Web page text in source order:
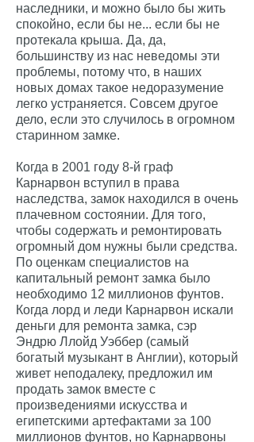
наследники, и можно было бы жить
спокойно, если бы не... если бы не
протекала крыша. Да, да,
большинству из нас неведомы эти
проблемы, потому что, в наших
новых домах такое недоразумение
легко устраняется. Совсем другое
дело, если это случилось в огромном
старинном замке.
Когда в 2001 году 8-й граф
Карнарвон вступил в права
наследства, замок находился в очень
плачевном состоянии. Для того,
чтобы содержать и ремонтировать
огромный дом нужны были средства.
По оценкам специалистов на
капитальный ремонт замка было
необходимо 12 миллионов фунтов.
Когда лорд и леди Карнарвон искали
деньги для ремонта замка, сэр
Эндрю Ллойд Уэббер (самый
богатый музыкант в Англии), который
живет неподалеку, предложил им
продать замок вместе с
произведениями искусства и
египетскими артефактами за 100
миллионов фунтов, но Карнарвоны